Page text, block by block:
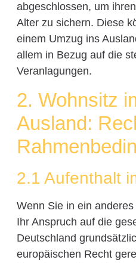
abgeschlossen, um
Alter zu sichern. Diese
einem Umzug ins
allem in Bezug auf die
Veranlagungen.
2. Wohnsitz
Ausland:
2.1 Aufenthalt
Wenn Sie in ein
Ihr Anspruch auf die
Deutschland
europäischen Recht